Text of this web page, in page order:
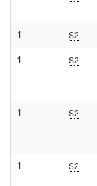
1 S2
1 S2
1 S2
1 S2